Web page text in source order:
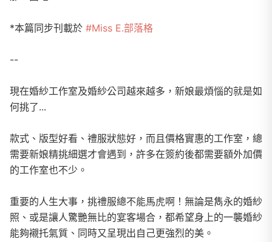
*本篇同步刊載於 #Miss E.部落格
--
現在婚紗工作室及婚紗公司越來越多，新娘最煩惱的就是如
何挑了...
款式、版型好看、禮服狀態好，而且價格實惠的工作室，總
需要新娘精挑細選才會遇到，許多在簽約後都需要額外加價
的工作室也不少。
重要的人生大事，挑禮服總不能馬虎啊！無論是雋永的婚紗
照、或是讓人驚艷無比的宴客場合，都希望身上的一襲婚紗
能夠襯托氣質、同時又呈現出自己更強烈的美。